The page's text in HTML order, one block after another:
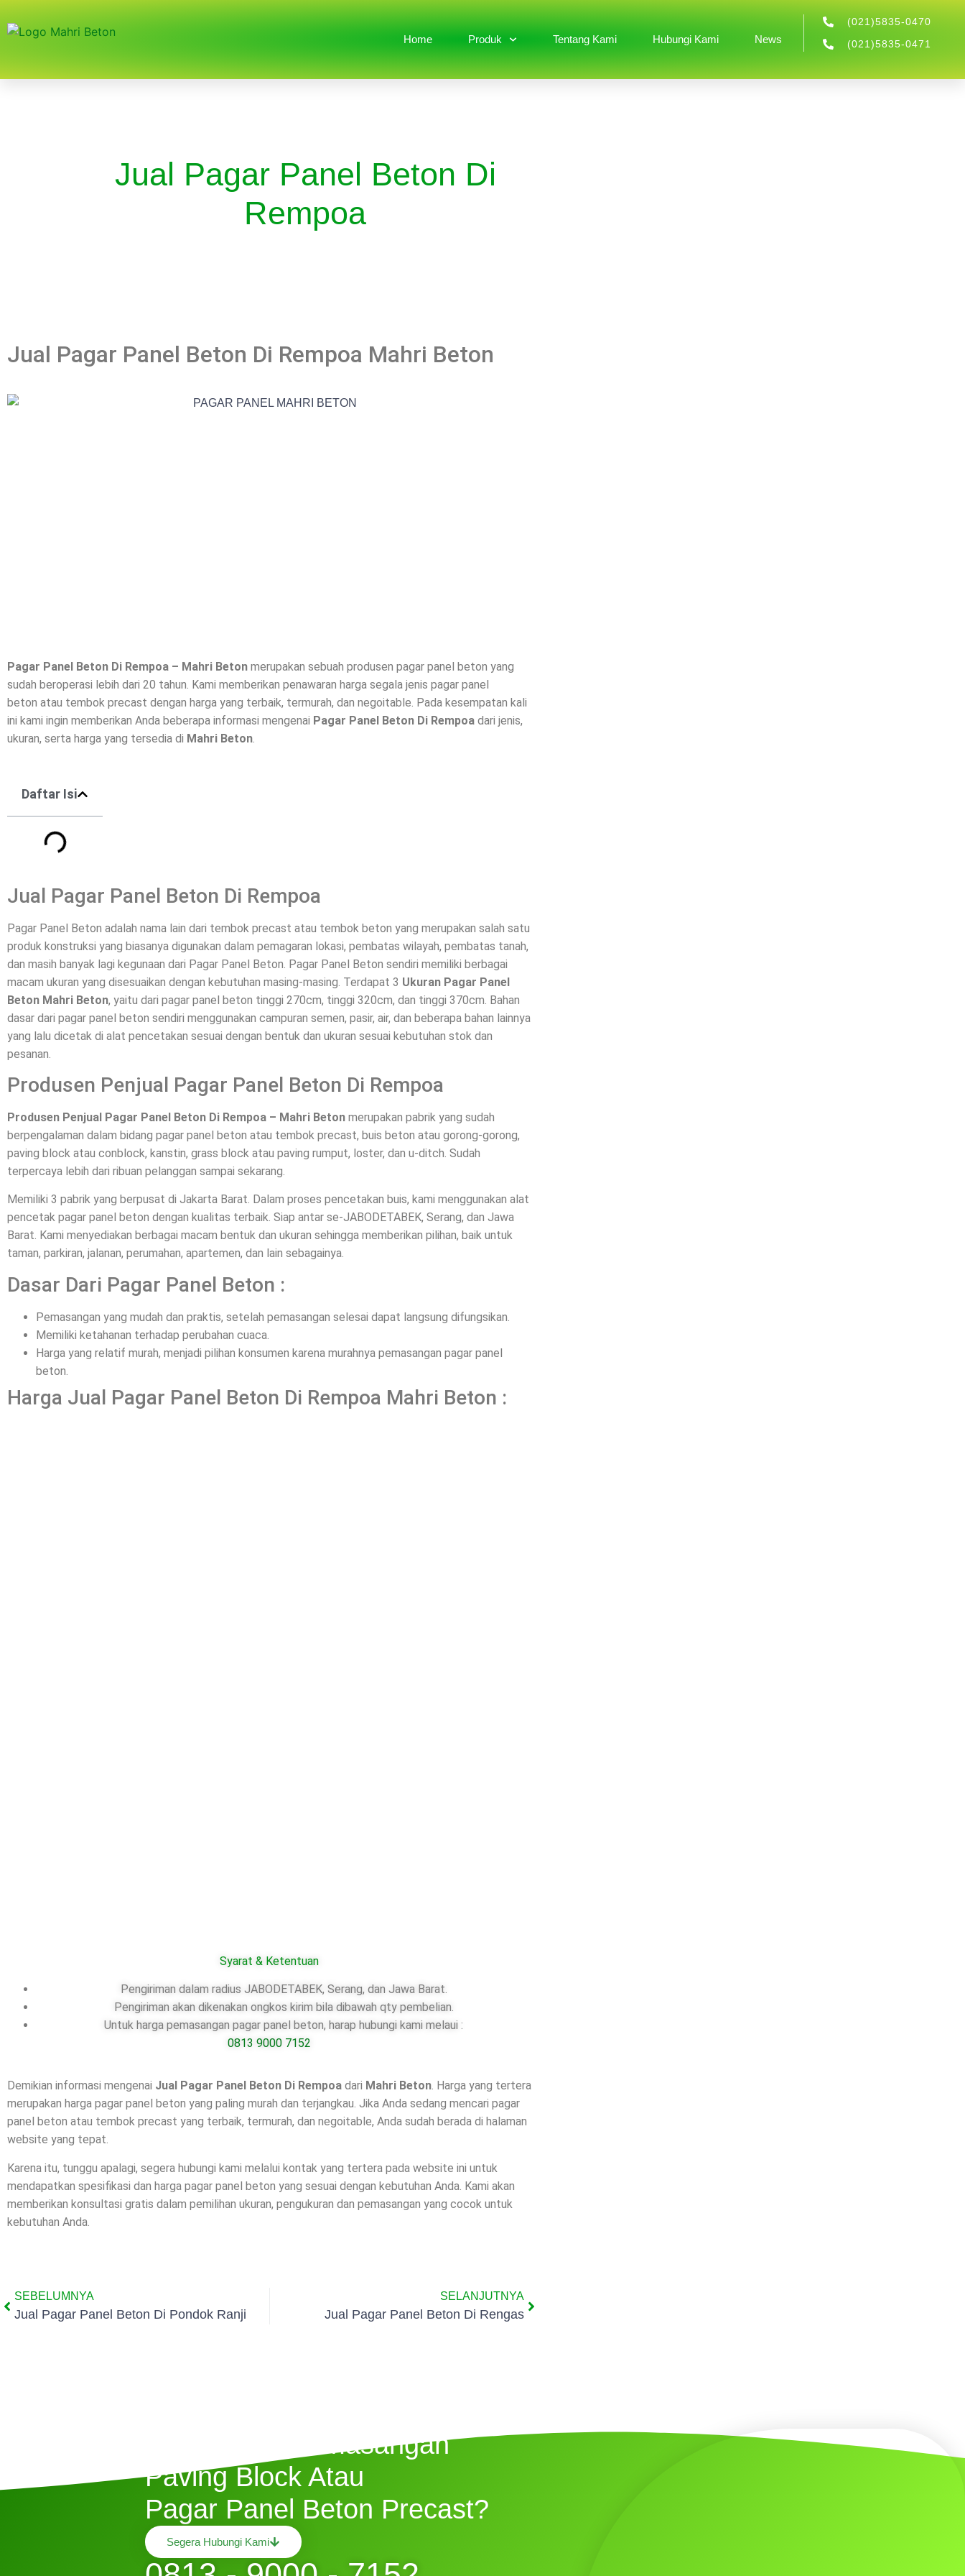
Home Produk Tentang Kami Hubungi Kami News
(021)5835-0470
(021)5835-0471
Jual Pagar Panel Beton Di
Rempoa
Jual Pagar Panel Beton Di Rempoa Mahri Beton
Pagar Panel Beton Di Rempoa – Mahri Beton merupakan sebuah produsen pagar panel beton yang
sudah beroperasi lebih dari 20 tahun. Kami memberikan penawaran harga segala jenis pagar panel
beton atau tembok precast dengan harga yang terbaik, termurah, dan negoitable. Pada kesempatan kali
ini kami ingin memberikan Anda beberapa informasi mengenai Pagar Panel Beton Di Rempoa dari jenis,
ukuran, serta harga yang tersedia di Mahri Beton
Daftar Isi
Jual Pagar Panel Beton Di Rempoa
Pagar Panel Beton adalah nama lain dari tembok precast atau tembok beton yang merupakan salah satu
produk konstruksi yang biasanya digunakan dalam pemagaran lokasi, pembatas wilayah, pembatas tanah,
dan masih banyak lagi kegunaan dari Pagar Panel Beton. Pagar Panel Beton sendiri memiliki berbagai
macam ukuran yang disesuaikan dengan kebutuhan masing-masing. Terdapat 3 Ukuran Pagar Panel
Beton Mahri Beton, yaitu dari pagar panel beton tinggi 270cm, tinggi 320cm, dan tinggi 370cm. Bahan
dasar dari pagar panel beton sendiri menggunakan campuran semen, pasir, air, dan beberapa bahan lainnya
yang lalu dicetak di alat pencetakan sesuai dengan bentuk dan ukuran sesuai kebutuhan stok dan
pesanan.
Produsen Penjual Pagar Panel Beton Di Rempoa
Produsen Penjual Pagar Panel Beton Di Rempoa – Mahri Beton merupakan pabrik yang sudah
berpengalaman dalam bidang pagar panel beton atau tembok precast, buis beton atau gorong-gorong,
paving block atau conblock, kanstin, grass block atau paving rumput, loster, dan u-ditch. Sudah
terpercaya lebih dari ribuan pelanggan sampai sekarang.
Memiliki 3 pabrik yang berpusat di Jakarta Barat. Dalam proses pencetakan buis, kami menggunakan alat
pencetak pagar panel beton dengan kualitas terbaik. Siap antar se-JABODETABEK, Serang, dan Jawa
Barat. Kami menyediakan berbagai macam bentuk dan ukuran sehingga memberikan pilihan, baik untuk
taman, parkiran, jalanan, perumahan, apartemen, dan lain sebagainya.
Dasar Dari Pagar Panel Beton :
Pemasangan yang mudah dan praktis, setelah pemasangan selesai dapat langsung difungsikan.
Memiliki ketahanan terhadap perubahan cuaca.
Harga yang relatif murah, menjadi pilihan konsumen karena murahnya pemasangan pagar panel
beton.
Harga Jual Pagar Panel Beton Di Rempoa Mahri Beton :
Syarat & Ketentuan
Pengiriman dalam radius JABODETABEK, Serang, dan Jawa Barat.
Pengiriman akan dikenakan ongkos kirim bila dibawah qty pembelian.
Untuk harga pemasangan pagar panel beton, harap hubungi kami melaui :
0813 9000 7152
Demikian informasi mengenai Jual Pagar Panel Beton Di Rempoa dari Mahri Beton. Harga yang tertera
merupakan harga pagar panel beton yang paling murah dan terjangkau. Jika Anda sedang mencari pagar
panel beton atau tembok precast yang terbaik, termurah, dan negoitable, Anda sudah berada di halaman
website yang tepat.
Karena itu, tunggu apalagi, segera hubungi kami melalui kontak yang tertera pada website ini untuk
mendapatkan spesifikasi dan harga pagar panel beton yang sesuai dengan kebutuhan Anda. Kami akan
memberikan konsultasi gratis dalam pemilihan ukuran, pengukuran dan pemasangan yang cocok untuk
kebutuhan Anda.
SEBELUMNYA
Jual Pagar Panel Beton Di Pondok Ranji
SELANJUTNYA
Jual Pagar Panel Beton Di Rengas
Butuh Jasa Pemasangan
Paving Block Atau
Pagar Panel Beton Precast?
Segera Hubungi Kami